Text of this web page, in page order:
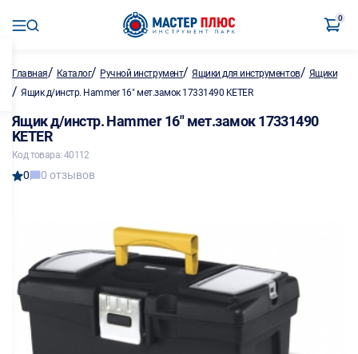
0
Главная/ Каталог/ Ручной инструмент/Ящики для инструментов/ Ящики
/ Ящик д/инстр. Hammer 16" мет.замок 17331490 KETER
Ящик д/инстр. Hammer 16" мет.замок 17331490
KETER
Код товара: 40112
0 0 отзывов